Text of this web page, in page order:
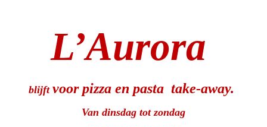
L’Aurora
blijftvoor pizza en pasta take-away.
Van dinsdag tot zondag